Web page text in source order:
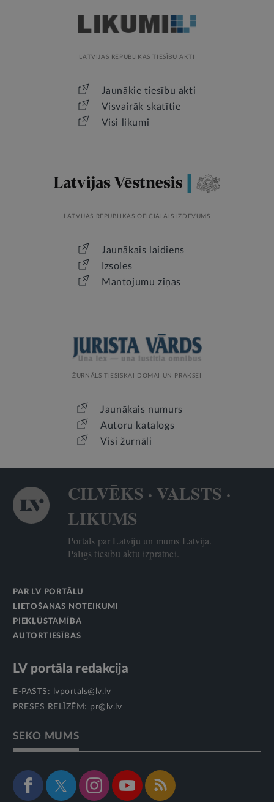
LATVIJAS REPUBLIKAS TIESĪBU AKTI
Jaunākie tiesību akti
Visvairāk skatītie
Visi likumi
LATVIJAS REPUBLIKAS OFICIĀLAIS IZDEVUMS
Jaunākais laidiens
Izsoles
Mantojumu ziņas
ŽURNĀLS TIESISKAI DOMAI UN PRAKSEI
Jaunākais numurs
Autoru katalogs
Visi žurnāli
CILVĒKS · VALSTS ·
LIKUMS
Portāls par Latviju un mums Latvijā.
Palīgs tiesību aktu izpratnei.
PAR LV PORTĀLU
LIETOŠANAS NOTEIKUMI
PIEKĻŪSTAMĪBA
AUTORTIESĪBAS
LV portāla redakcija
E-PASTS:
lvportals@lv.lv
PRESES RELĪZĒM: pr@lv.lv
SEKO MUMS